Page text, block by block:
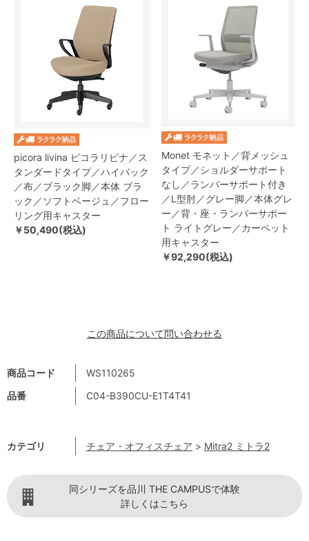
商品コード
WS110265
品番
C04-B390CU-E1T4T41
カテゴリ チェア・オフィスチェア > Mitra2 ミトラ2
picora livina ピコラリビナ／ス
タンダードタイプ／ハイバック
／布／ブラック脚／本体 ブラ
ック／ソフトベージュ／フロー
リング用キャスター
￥50,490(税込)
Monet モネット／背メッシュ
タイプ／ショルダーサポート
なし／ランバーサポート付き
／L型肘／グレー脚／本体グレ
ー／背・座・ランバーサポー
ト ライトグレー／カーペット
用キャスター
￥92,290(税込)
この商品について問い合わせる
同シリーズを品川 THE CAMPUSで体験
詳しくはこちら